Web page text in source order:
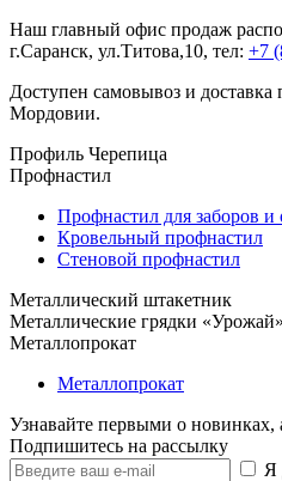
Наш главный офис продаж
г.Саранск, ул.Титова,10, тел: +7
Доступен самовывоз и доставка
Мордовии.
Профиль Черепица
Профнастил
Профнастил для заборов и
Кровельный профнастил
Стеновой профнастил
Металлический штакетник
Металлические грядки «Урожай»
Металлопрокат
Металлопрокат
Узнавайте первыми о новинках,
Подпишитесь на рассылку
Я